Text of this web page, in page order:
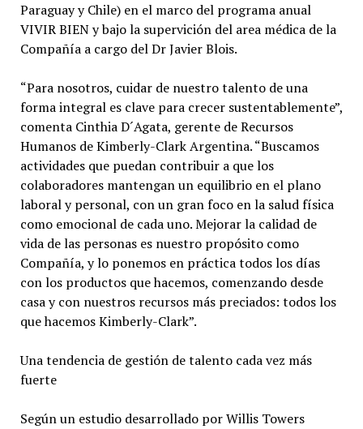
Paraguay y Chile) en el marco del programa anual
VIVIR BIEN y bajo la supervición del area médica de la
Compañía a cargo del Dr Javier Blois.
“Para nosotros, cuidar de nuestro talento de una
forma integral es clave para crecer sustentablemente”,
comenta Cinthia D´Agata, gerente de Recursos
Humanos de Kimberly-Clark Argentina. “Buscamos
actividades que puedan contribuir a que los
colaboradores mantengan un equilibrio en el plano
laboral y personal, con un gran foco en la salud física
como emocional de cada uno. Mejorar la calidad de
vida de las personas es nuestro propósito como
Compañía, y lo ponemos en práctica todos los días
con los productos que hacemos, comenzando desde
casa y con nuestros recursos más preciados: todos los
que hacemos Kimberly-Clark”.
Una tendencia de gestión de talento cada vez más
fuerte
Según un estudio desarrollado por Willis Towers